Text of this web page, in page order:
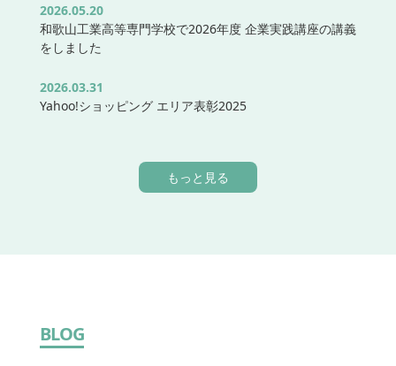
2026.05.20
和歌山工業高等専門学校で2026年度 企業実践講座の講義
をしました
2026.03.31
Yahoo!ショッピング エリア表彰2025
もっと見る
BLOG